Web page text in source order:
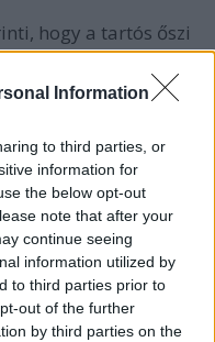
Information
to third parties, or
information for
the below opt-out
note that after your
continue seeing
information utilized by
to third parties prior to
out of the further
by third parties on the
hogy a tartós őszi
a diófákat.
november csúf
Hagyományosan
gabonát. A
utazásra, és nem